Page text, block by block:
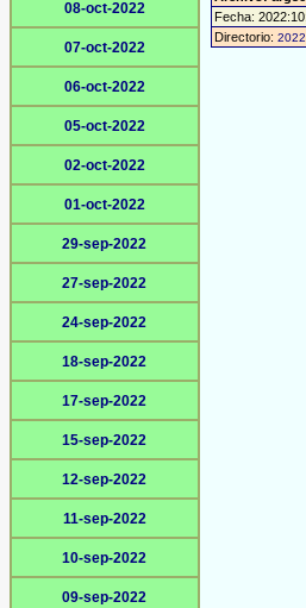
08-oct-2022
07-oct-2022
06-oct-2022
05-oct-2022
02-oct-2022
01-oct-2022
29-sep-2022
27-sep-2022
24-sep-2022
18-sep-2022
17-sep-2022
15-sep-2022
12-sep-2022
11-sep-2022
10-sep-2022
09-sep-2022
Fecha:
Directorio: